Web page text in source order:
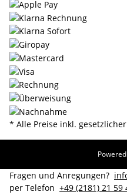
* Alle Preise inkl. gesetzlicher
Fragen und Anregungen?
per Telefon +49 (2181) 21 59